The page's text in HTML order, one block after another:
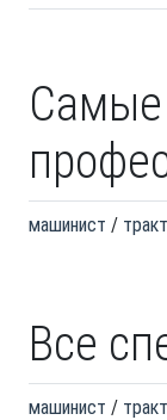
Самые
машинист
Все
машинист